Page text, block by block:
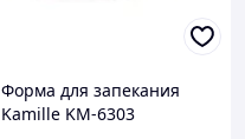
Форма для запекания
Kamille KM-6303